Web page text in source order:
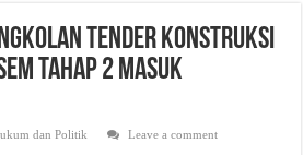
di-email ke redaksi@bisnisnasional.com
Tender Konstruksi
Tahap 2 Masuk
dan Politik
Leave a comment